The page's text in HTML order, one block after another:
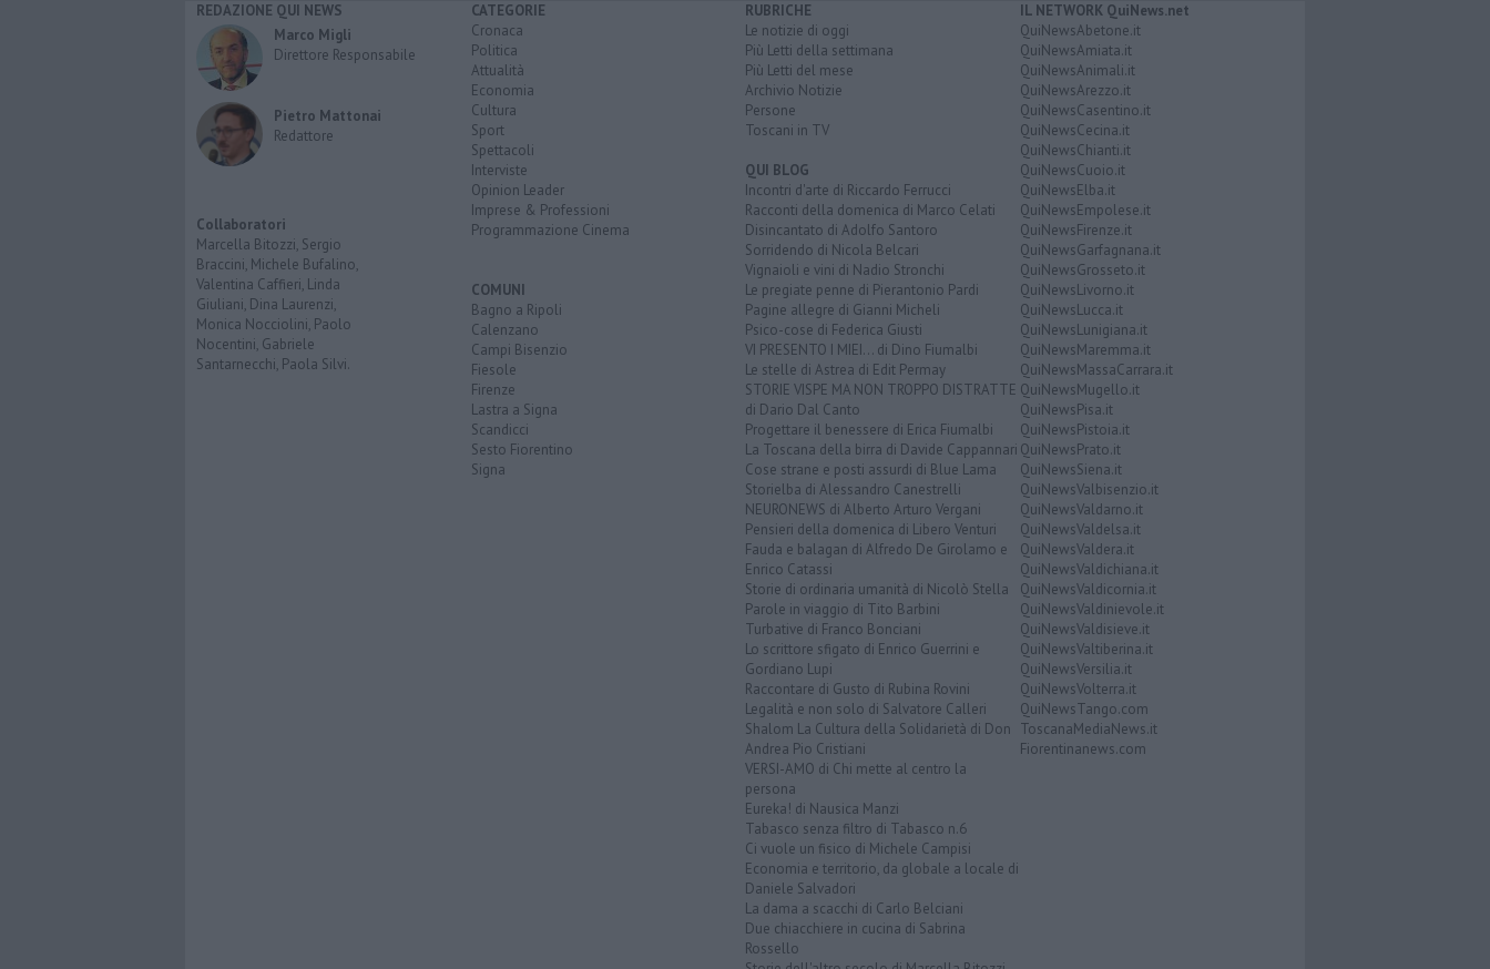
REDAZIONE QUI NEWS
Marco Migli
Direttore Responsabile
Pietro Mattonai
Redattore
Collaboratori
Marcella Bitozzi, Sergio
Braccini, Michele Bufalino,
Valentina Caffieri, Linda
Giuliani, Dina Laurenzi,
Monica Nocciolini, Paolo
Nocentini, Gabriele
Santarnecchi, Paola Silvi.
CATEGORIE
Cronaca
Politica
Attualità
Economia
Cultura
Sport
Spettacoli
Interviste
Opinion Leader
Imprese & Professioni
Programmazione Cinema
COMUNI
Bagno a Ripoli
Calenzano
Campi Bisenzio
Fiesole
Firenze
Lastra a Signa
Scandicci
Sesto Fiorentino
Signa
RUBRICHE
Le notizie di oggi
Più Letti della settimana
Più Letti del mese
Archivio Notizie
Persone
Toscani in TV
QUI BLOG
Incontri d'arte di Riccardo Ferrucci
Racconti della domenica di Marco Celati
Disincantato di Adolfo Santoro
Sorridendo di Nicola Belcari
Vignaioli e vini di Nadio Stronchi
Le pregiate penne di Pierantonio Pardi
Pagine allegre di Gianni Micheli
Psico-cose di Federica Giusti
VI PRESENTO I MIEI... di Dino Fiumalbi
Le stelle di Astrea di Edit Permay
STORIE VISPE MA NON TROPPO DISTRATTE
di Dario Dal Canto
Progettare il benessere di Erica Fiumalbi
La Toscana della birra di Davide Cappannari
Cose strane e posti assurdi di Blue Lama
Storielba di Alessandro Canestrelli
NEURONEWS di Alberto Arturo Vergani
Pensieri della domenica di Libero Venturi
Fauda e balagan di Alfredo De Girolamo e
Enrico Catassi
Storie di ordinaria umanità di Nicolò Stella
Parole in viaggio di Tito Barbini
Turbative di Franco Bonciani
Lo scrittore sfigato di Enrico Guerrini e
Gordiano Lupi
Raccontare di Gusto di Rubina Rovini
Legalità e non solo di Salvatore Calleri
Shalom La Cultura della Solidarietà di Don
Andrea Pio Cristiani
VERSI-AMO di Chi mette al centro la
persona
Eureka! di Nausica Manzi
Tabasco senza filtro di Tabasco n.6
Ci vuole un fisico di Michele Campisi
Economia e territorio, da globale a locale di
Daniele Salvadori
La dama a scacchi di Carlo Belciani
Due chiacchiere in cucina di Sabrina
Rossello
IL NETWORK QuiNews.net
QuiNewsAbetone.it
QuiNewsAmiata.it
QuiNewsAnimali.it
QuiNewsArezzo.it
QuiNewsCasentino.it
QuiNewsCecina.it
QuiNewsChianti.it
QuiNewsCuoio.it
QuiNewsElba.it
QuiNewsEmpolese.it
QuiNewsFirenze.it
QuiNewsGarfagnana.it
QuiNewsGrosseto.it
QuiNewsLivorno.it
QuiNewsLucca.it
QuiNewsLunigiana.it
QuiNewsMaremma.it
QuiNewsMassaCarrara.it
QuiNewsMugello.it
QuiNewsPisa.it
QuiNewsPistoia.it
QuiNewsPrato.it
QuiNewsSiena.it
QuiNewsValbisenzio.it
QuiNewsValdarno.it
QuiNewsValdelsa.it
QuiNewsValdera.it
QuiNewsValdichiana.it
QuiNewsValdicornia.it
QuiNewsValdinievole.it
QuiNewsValdisieve.it
QuiNewsValtiberina.it
QuiNewsVersilia.it
QuiNewsVolterra.it
QuiNewsTango.com
ToscanaMediaNews.it
Fiorentinanews.com